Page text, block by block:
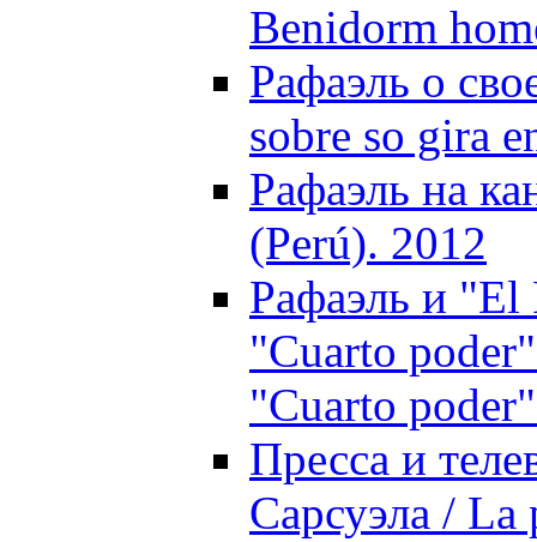
Benidorm
Рафаэль о
sobre so gira
Рафаэль на
(Perú). 2012
Рафаэль и "El
"Cuarto
"Cuarto
Пресса и
Сарсуэла / La